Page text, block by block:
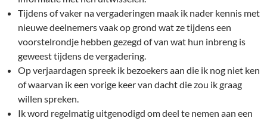
Tijdens of vaker na vergaderingen maak ik nader kennis met
nieuwe deelnemers vaak op grond wat ze tijdens een
voorstelrondje hebben gezegd of van wat hun inbreng is
geweest tijdens de vergadering.
Op verjaardagen spreek ik bezoekers aan die ik nog niet ken
of waarvan ik een vorige keer van dacht die zou ik graag
willen spreken.
Ik word regelmatig uitgenodigd om deel te nemen aan een